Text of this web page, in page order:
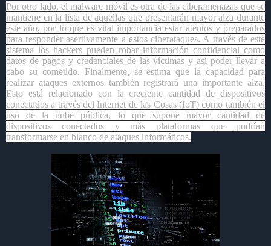
Por otro lado, el malware móvil es otra de las ciberamenazas que se
mantiene en la lista de aquellas que presentarán mayor alza durante
este año, por lo que es vital importancia estar atentos y preparados
para responder asertivamente a estos ciberataques. A través de este
sistema los hackers pueden robar información confidencial como
datos de pagos y credenciales de las víctimas y así poder llevar a
cabo su cometido. Finalmente, se estima que la capacidad para
realizar ataques externos también registrará una importante alza.
Esto está relacionado con la creciente cantidad de dispositivos
conectados a través del Internet de las Cosas (IoT) como también el
uso de la nube pública, lo que supone mayor cantidad de
dispositivos conectados y más plataformas que podrían
transformarse en blanco de ataques informáticos.